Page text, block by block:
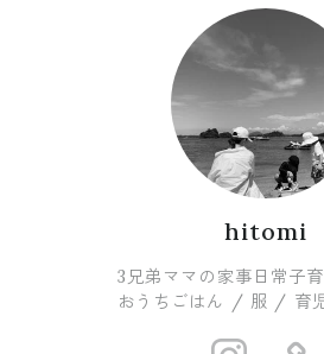
hitomi
3兄弟ママの家事日常子
おうちごはん / 服 / 育